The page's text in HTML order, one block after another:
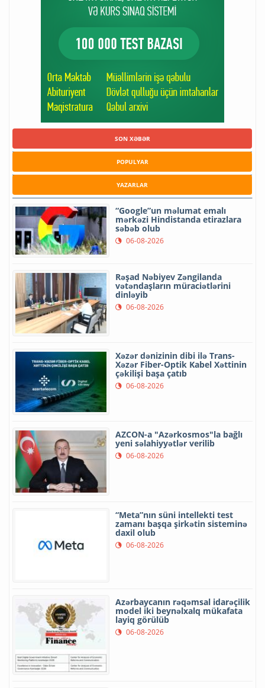
SON XƏBƏR
POPULYAR
YAZARLAR
“Google”un məlumat emalı
mərkəzi Hindistanda etirazlara
səbəb olub
06-08-2026
Rəşad Nəbiyev Zəngilanda
vətəndaşların müraciətlərini
dinləyib
06-08-2026
Xəzər dənizinin dibi ilə Trans-
Xəzər Fiber-Optik Kabel Xəttinin
çəkilişi başa çatıb
06-08-2026
AZCON-a "Azərkosmos"la bağlı
yeni səlahiyyətlər verilib
06-08-2026
“Meta”nın süni intellekti test
zamanı başqa şirkətin sisteminə
daxil olub
06-08-2026
Azərbaycanın rəqəmsal idarəçilik
model iki beynəlxalq mükafata
layiq görülüb
06-08-2026